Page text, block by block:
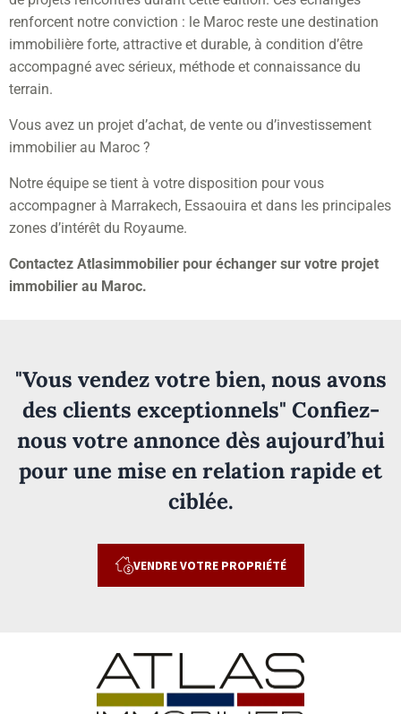
renforcent notre conviction : le Maroc reste une destination
immobilière forte, attractive et durable, à condition d’être
accompagné avec sérieux, méthode et connaissance du
terrain.
Vous avez un projet d’achat, de vente ou d’investissement
immobilier au Maroc ?
Notre équipe se tient à votre disposition pour vous
accompagner à Marrakech, Essaouira et dans les principales
zones d’intérêt du Royaume.
Contactez Atlasimmobilier pour échanger sur votre projet
immobilier au Maroc.
"Vous vendez votre bien, nous avons
des clients exceptionnels" Confiez-
nous votre annonce dès aujourd’hui
pour une mise en relation rapide et
ciblée.
VENDRE VOTRE PROPRIÉTÉ